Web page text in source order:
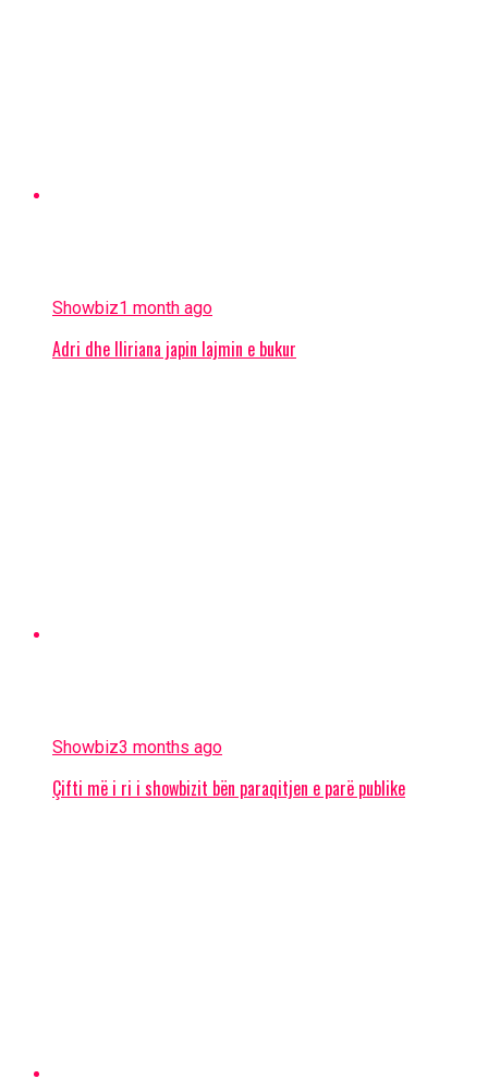
Showbiz1 month ago
Adri dhe Iliriana japin lajmin e bukur
Showbiz3 months ago
Çifti më i ri i showbizit bën paraqitjen e parë publike